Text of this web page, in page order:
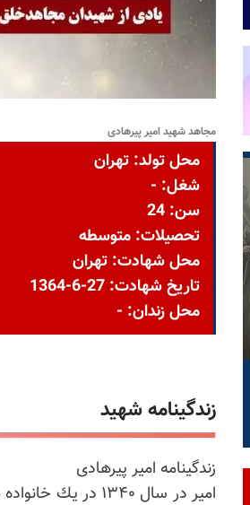
مجاهد شهید امیر پیرهادی
محل تولد: تهران
شغل: -
سن: 24
تحصیلات: متوسطه
محل شهادت: تهران
تاریخ شهادت: 27-6-1364
محل زندان: -
زندگینامه شهید
زندگینامه امير پيرهادی